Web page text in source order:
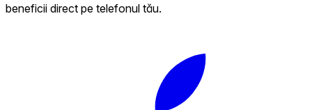
beneficii direct pe telefonul tău.